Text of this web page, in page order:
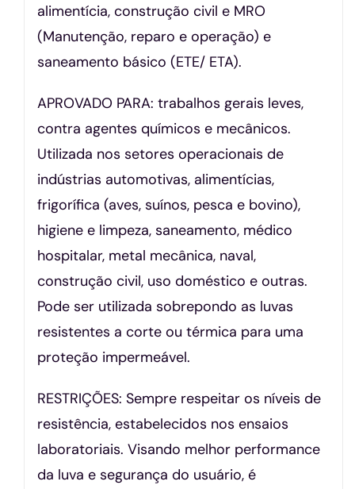
alimentícia, construção civil e MRO
(Manutenção, reparo e operação) e
saneamento básico (ETE/ ETA).
APROVADO PARA: trabalhos gerais leves,
contra agentes químicos e mecânicos.
Utilizada nos setores operacionais de
indústrias automotivas, alimentícias,
frigorífica (aves, suínos, pesca e bovino),
higiene e limpeza, saneamento, médico
hospitalar, metal mecânica, naval,
construção civil, uso doméstico e outras.
Pode ser utilizada sobrepondo as luvas
resistentes a corte ou térmica para uma
proteção impermeável.
RESTRIÇÕES: Sempre respeitar os níveis de
resistência, estabelecidos nos ensaios
laboratoriais. Visando melhor performance
da luva e segurança do usuário, é